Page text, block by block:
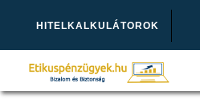
HITELKALKULÁTOROK